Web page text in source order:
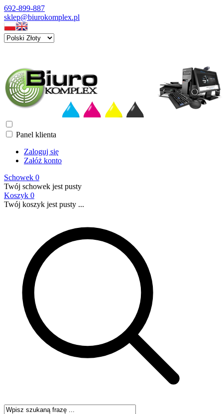
692-899-887
sklep@biurokomplex.pl
Panel klienta
Zaloguj się
Załóż konto
Schowek 0
Twój schowek jest pusty
Koszyk 0
Twój koszyk jest pusty ...